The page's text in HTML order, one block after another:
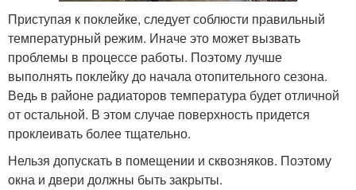
Приступая к поклейке, следует соблюсти правильный
температурный режим. Иначе это может вызвать
проблемы в процессе работы. Поэтому лучше
выполнять поклейку до начала отопительного сезона.
Ведь в районе радиаторов температура будет отличной
от остальной. В этом случае поверхность придется
проклеивать более тщательно.
Нельзя допускать в помещении и сквозняков. Поэтому
окна и двери должны быть закрыты.